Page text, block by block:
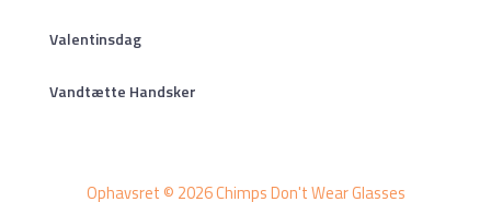
Valentinsdag
Vandtætte Handsker
Ophavsret © 2026 Chimps Don't Wear Glasses